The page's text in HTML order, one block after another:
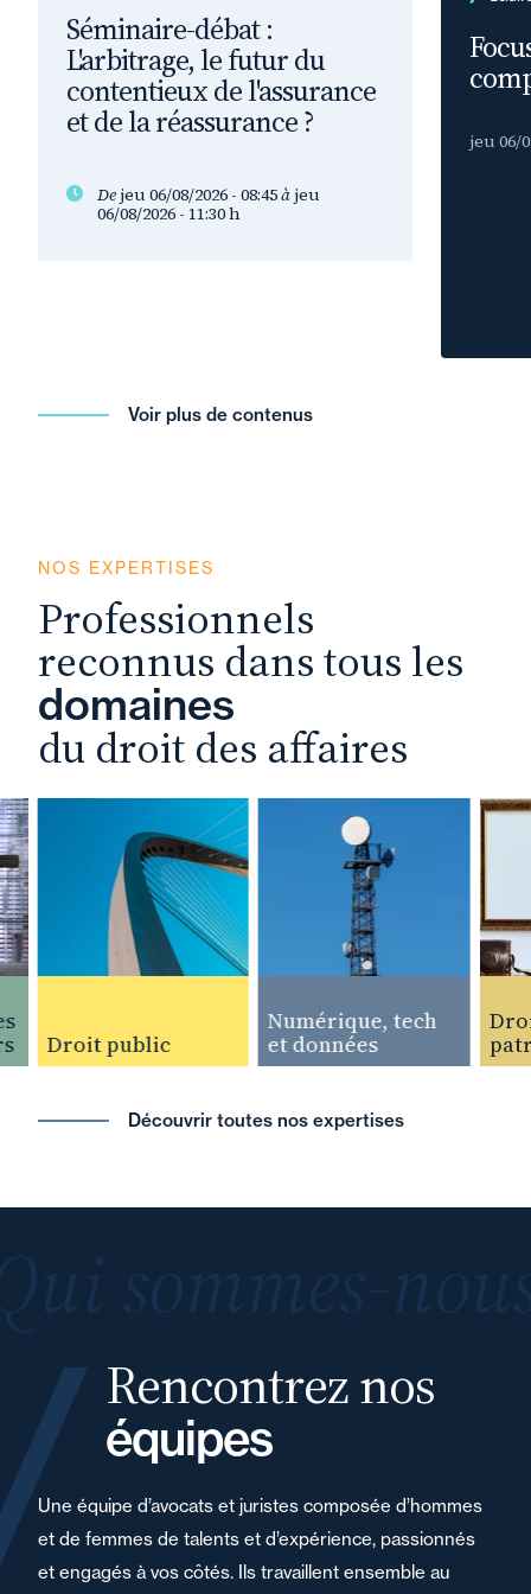
Séminaire-débat :
L'arbitrage, le futur du
contentieux de l'assurance
et de la réassurance ?
De jeu 06/08/2026 - 08:45à jeu
06/08/2026 - 11:30h
jeu 06/
Voir plus de contenus
NOS EXPERTISES
Professionnels
reconnus dans tous les
domaines
du droit des affaires
Droit public
Numérique, tech
et données
Droit
Découvrir toutes nos expertises
Rencontrez nos
équipes
Une équipe d’avocats et juristes composée d’hommes
et de femmes de talents et d’expérience, passionnés
et engagés à vos côtés. Ils travaillent ensemble au